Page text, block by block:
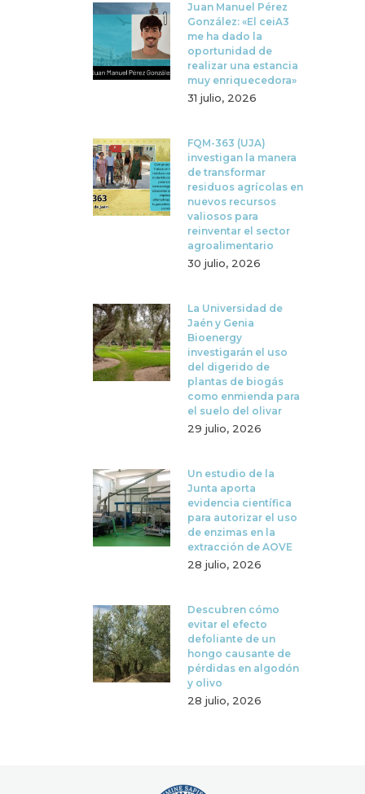
Juan Manuel Pérez
González: «El ceiA3
me ha dado la
oportunidad de
realizar una estancia
muy enriquecedora»
31 julio, 2026
FQM-363 (UJA)
investigan la manera
de transformar
residuos agrícolas en
nuevos recursos
valiosos para
reinventar el sector
agroalimentario
30 julio, 2026
La Universidad de
Jaén y Genia
Bioenergy
investigarán el uso
del digerido de
plantas de biogás
como enmienda para
el suelo del olivar
29 julio, 2026
Un estudio de la
Junta aporta
evidencia científica
para autorizar el uso
de enzimas en la
extracción de AOVE
28 julio, 2026
Descubren cómo
evitar el efecto
defoliante de un
hongo causante de
pérdidas en algodón
y olivo
28 julio, 2026